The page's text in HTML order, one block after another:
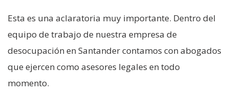
Esta es una aclaratoria muy importante. Dentro del
equipo de trabajo de nuestra empresa de
desocupación en Santander contamos con abogados
que ejercen como asesores legales en todo
momento.